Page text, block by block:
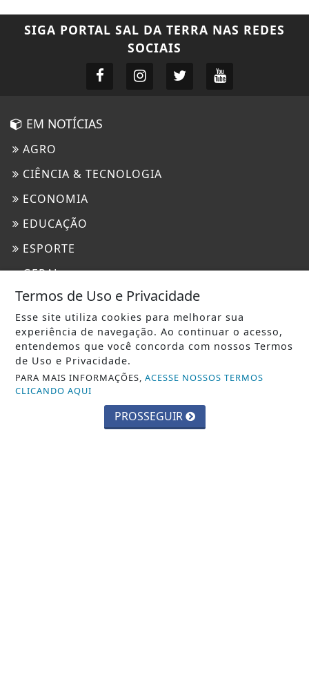
SIGA PORTAL SAL DA TERRA NAS REDES
SOCIAIS
EM NOTÍCIAS
AGRO
CIÊNCIA & TECNOLOGIA
ECONOMIA
EDUCAÇÃO
ESPORTE
GERAL
GOSPEL
JUSTIÇA
MEIO AMBIENTE
MUNDO
MUNDO CRISTÃO
Termos de Uso e Privacidade
Esse site utiliza cookies para melhorar sua
experiência de navegação. Ao continuar o acesso,
entendemos que você concorda com nossos Termos
de Uso e Privacidade.
PARA MAIS INFORMAÇÕES,ACESSE NOSSOS TERMOS
CLICANDO AQUI
PROSSEGUIR